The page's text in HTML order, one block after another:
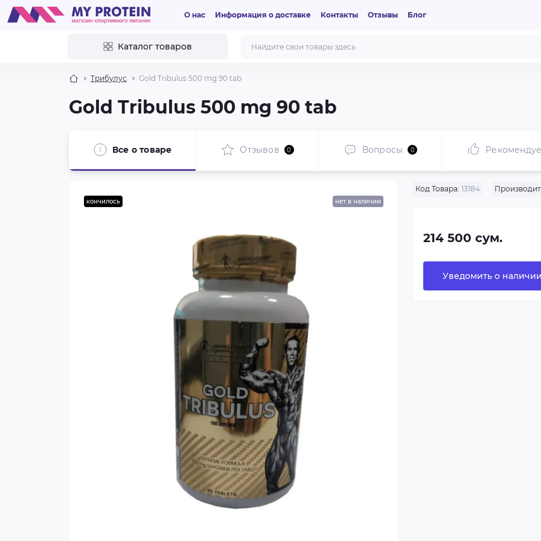
О нас Информация о доставке Контакты Отзывы Блог
Каталог товаров
Трибулус Gold Tribulus 500 mg 90 tab
Gold Tribulus 500 mg 90 tab
Все о товаре Отзывов 0 Вопросы 0
кончилось нет в наличии
Код Товара: 13184
214 500 сум.
Уведомить о